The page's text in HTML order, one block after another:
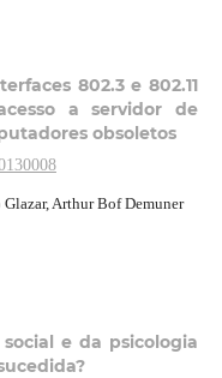
802.3 e 802.11
a servidor de
obsoletos
Arthur Bof Demuner
e da psicologia